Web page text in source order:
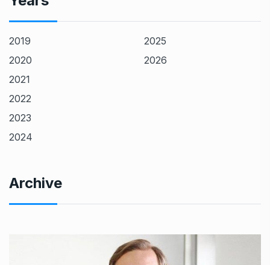
2019
2020
2021
2022
2023
2024
2025
2026
Archive